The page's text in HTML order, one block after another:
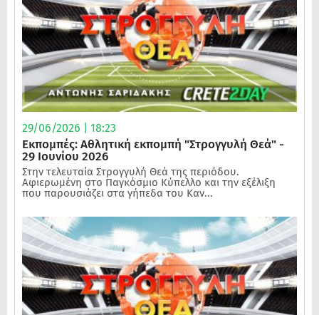
29/06/2026 | 18:23
Εκπομπές: Αθλητική εκπομπή "Στρογγυλή Θεά" -
29 Ιουνίου 2026
Στην τελευταία Στρογγυλή Θεά της περιόδου.
Αφιερωμένη στο Παγκόσμιο Κύπελλο και την εξέλιξη
που παρουσιάζει στα γήπεδα του Καν...